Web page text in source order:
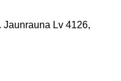
Lv 4126,